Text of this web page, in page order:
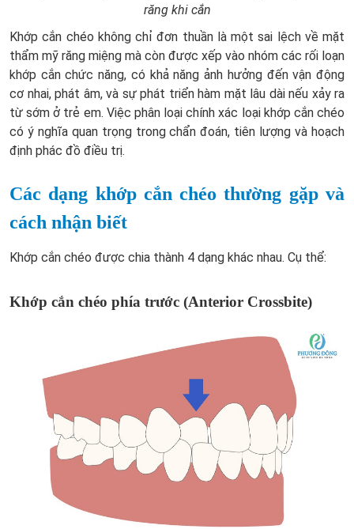
răng khi cắn
Khớp cắn chéo không chỉ đơn thuần là một sai lệch về mặt
thẩm mỹ răng miệng mà còn được xếp vào nhóm các rối loạn
khớp cắn chức năng, có khả năng ảnh hưởng đến vận động
cơ nhai, phát âm, và sự phát triển hàm mặt lâu dài nếu xảy ra
từ sớm ở trẻ em. Việc phân loại chính xác loại khớp cắn chéo
có ý nghĩa quan trọng trong chẩn đoán, tiên lượng và hoạch
định phác đồ điều trị.
Các dạng khớp cắn chéo thường gặp và
cách nhận biết
Khớp cắn chéo được chia thành 4 dạng khác nhau. Cụ thể:
Khớp cắn chéo phía trước (Anterior Crossbite)